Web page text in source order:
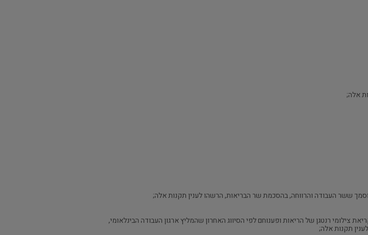
ששר העבודה והרווחה, בהסכמת שר הבריאות, הרשהו לענין תקנות אלה;
רנטגן של הריאות ופענוחם לפי הסיווג האחרון שהמליץ ארגון העבודה הבינלאומי,
תקנות אלה;